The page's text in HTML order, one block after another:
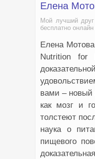
Елена
Мой лучший
бесплатно
Елена
Nutrition for
вами – новый
как мозг и
толстеют
наука о
пищевого